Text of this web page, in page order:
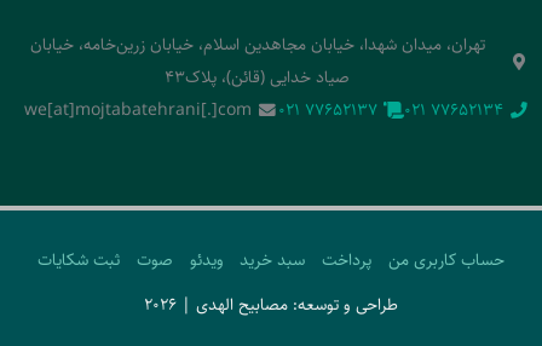
تهران، میدان شهدا، خیابان مجاهدین اسلام، خیابان زرین‌خامه، خیابان
صیاد خدایی (قائن)، پلاک43
‭021 77652134‬
‭021 77652137‬
we[at]mojtabatehrani[.]com
حساب کاربری من پرداخت سبد خرید ویدئو صوت
ثبت شکایات
طراحی و توسعه: مصابیح الهدی | 2026